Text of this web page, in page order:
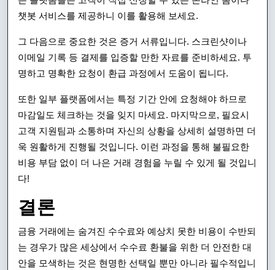
챗봇 서비스를 제공하니 이를 활용해 보세요.
그 다음으로 중요한 것은 증거 서류입니다. 스크린샷이나
이메일 기록 등 결제를 입증할 만한 자료를 준비하세요. 투
명하고 명확한 요청이 환급 과정에서 도움이 됩니다.
또한 일부 플랫폼에서는 특정 기간 안에 요청해야 하므로
마감일도 체크하는 것을 잊지 마세요. 마지막으로, 필요시
고객 지원팀과 소통하며 자신의 상황을 상세히 설명하면 더
욱 원활하게 진행될 것입니다. 이런 과정을 통해 불필요한
비용 부담 없이 더 나은 거래 경험을 누릴 수 있게 될 것입니
다!
결론
금융 거래에는 숨겨진 수수료와 예상치 못한 비용이 수반되
는 경우가 많은 세상에서 수수료 환불을 위한 더 안전한 대
안을 모색하는 것은 현명한 선택일 뿐만 아니라 필수적입니